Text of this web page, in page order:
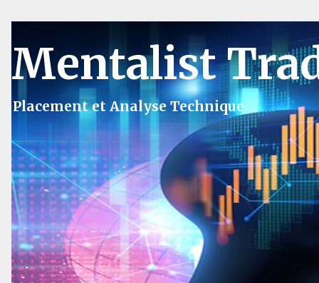
Mentalist
Placement et Analyse Technique